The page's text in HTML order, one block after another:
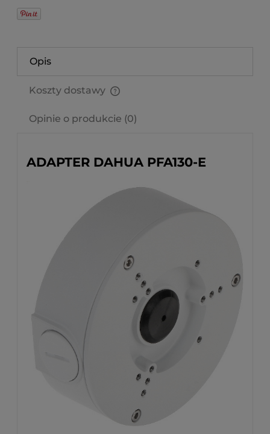
Opis
Koszty dostawy
Opinie o produkcie (0)
ADAPTER DAHUA PFA130-E